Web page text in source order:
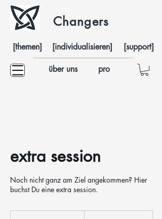
[themen] [individualisieren] [support]
über uns pro
Changers
extra session
Noch nicht ganz am Ziel angekommen? Hier
buchst Du eine extra session.